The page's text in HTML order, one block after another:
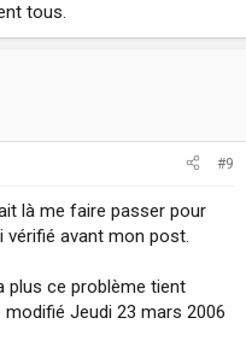
tous.
#9
là me faire passer pour
vérifié avant mon post.
plus ce problème tient
Jeudi 23 mars 2006